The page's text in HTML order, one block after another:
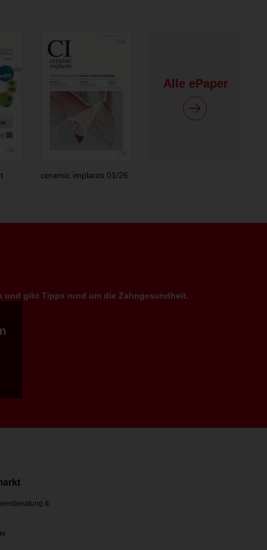
ceramic implants 01/26
Alle ePaper
und gibt Tipps rund um die Zahngesundheit.
&